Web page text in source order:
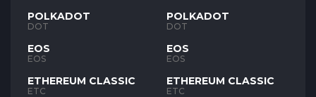
POLKADOT
DOT
EOS
EOS
ETHEREUM CLASSIC
ETC
POLKADOT
DOT
EOS
EOS
ETHEREUM CLASSIC
ETC